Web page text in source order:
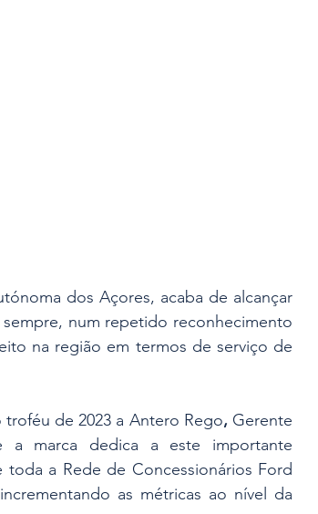
dos Açores, acaba de alcançar
num repetido reconhecimento
na região em termos de serviço de
de 2023 a Antero Rego, Gerente
a marca dedica a este importante
a Rede de Concessionários Ford
as métricas ao nível da